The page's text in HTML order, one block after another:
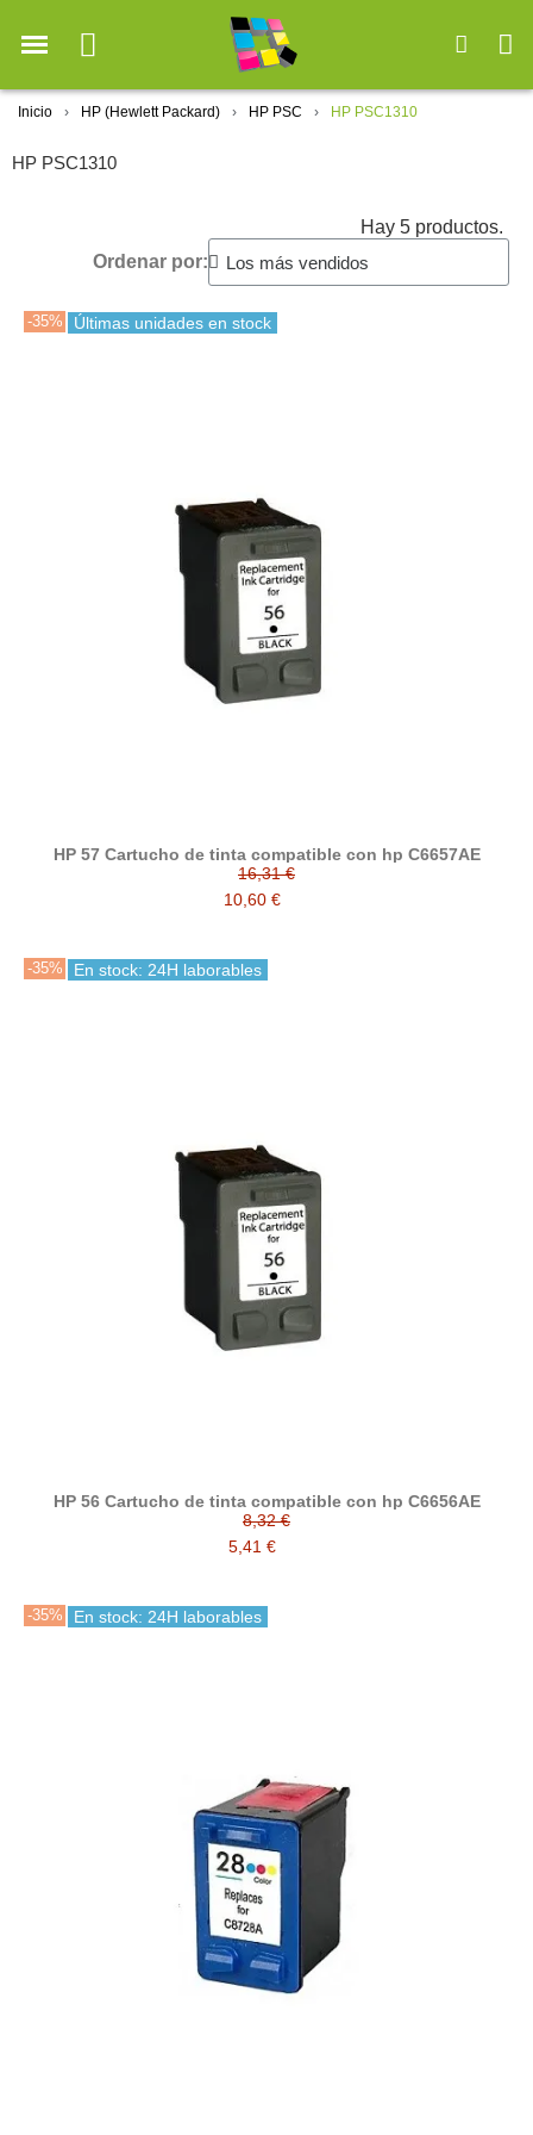
Inicio HP (Hewlett Packard) HP PSC HP PSC1310
HP PSC1310
Hay 5 productos.
Ordenar por:
-35% Últimas unidades en stock
HP 57 Cartucho de tinta compatible con hp C6657AE
16,31 €
10,60 €
-35% En stock: 24H laborables
HP 56 Cartucho de tinta compatible con hp C6656AE
8,32 €
5,41 €
-35% En stock: 24H laborables